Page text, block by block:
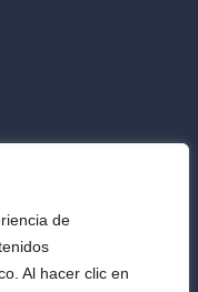
de
Al hacer clic en